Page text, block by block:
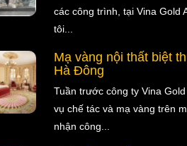
các công trình, tại Vina Gold
tôi...
Mạ vàng nội thất biệt
Hà Đông
Tuần trước công ty Vina
vụ chế tác và mạ vàng trên
nhận công...